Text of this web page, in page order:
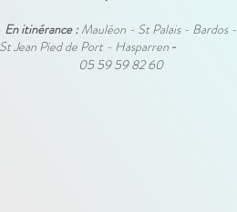
En itinérance :Mauléon - St Palais - Bardos -
St Jean Pied de Port - Hasparren -
05 59 59 82 60